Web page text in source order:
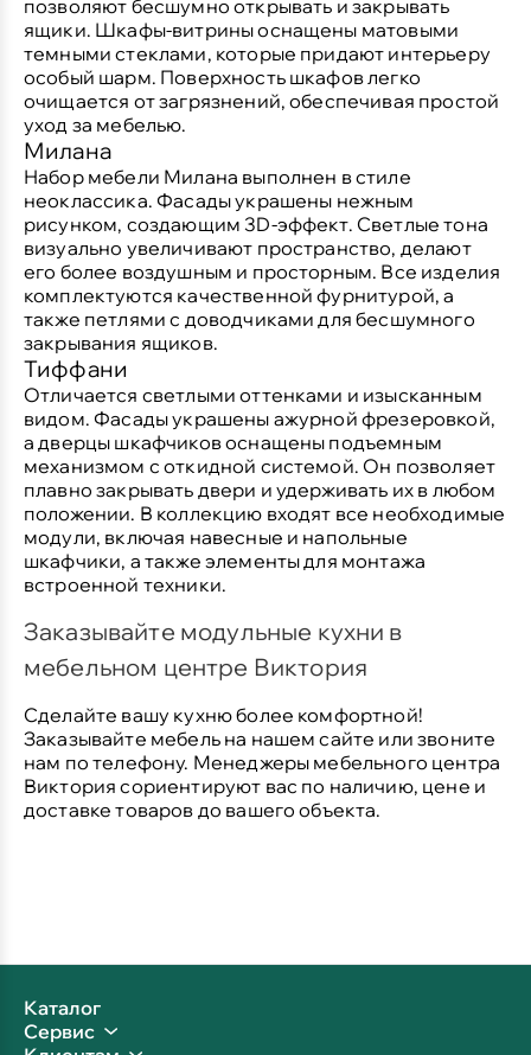
позволяют бесшумно открывать и закрывать
ящики. Шкафы-витрины оснащены матовыми
темными стеклами, которые придают интерьеру
особый шарм. Поверхность шкафов легко
очищается от загрязнений, обеспечивая простой
уход за мебелью.
Милана
Набор мебели Милана выполнен в стиле
неоклассика. Фасады украшены нежным
рисунком, создающим 3D-эффект. Светлые тона
визуально увеличивают пространство, делают
его более воздушным и просторным. Все изделия
комплектуются качественной фурнитурой, а
также петлями с доводчиками для бесшумного
закрывания ящиков.
Тиффани
Отличается светлыми оттенками и изысканным
видом. Фасады украшены ажурной фрезеровкой,
а дверцы шкафчиков оснащены подъемным
механизмом с откидной системой. Он позволяет
плавно закрывать двери и удерживать их в любом
положении. В коллекцию входят все необходимые
модули, включая навесные и напольные
шкафчики, а также элементы для монтажа
встроенной техники.
Заказывайте модульные кухни в
мебельном центре Виктория
Сделайте вашу кухню более комфортной!
Заказывайте мебель на нашем сайте или звоните
нам по телефону. Менеджеры мебельного центра
Виктория сориентируют вас по наличию, цене и
доставке товаров до вашего объекта.
Каталог
Сервис